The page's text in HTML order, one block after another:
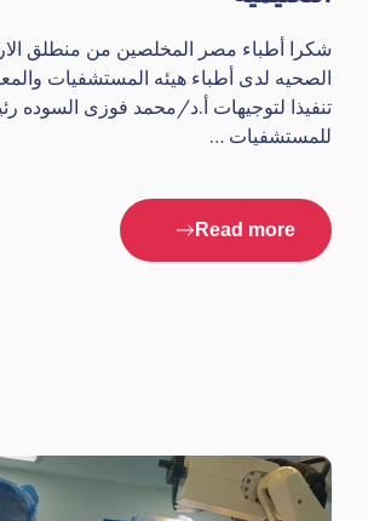
شكرا أطباء مصر المخلصين من منطلق
الصحيه لدى أطباء هيئه المستشفيات
تنفيذا لتوجيهات أ.د/محمد فوزى السوده
للمستشفيات …
Read more